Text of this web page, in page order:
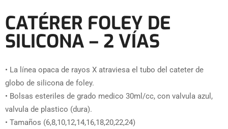
CATÉRER FOLEY DE
SILICONA – 2 VÍAS
• La línea opaca de rayos X atraviesa el tubo del cateter de
globo de silicona de foley.
• Bolsas esteriles de grado medico 30ml/cc, con valvula azul,
valvula de plastico (dura).
• Tamaños (6,8,10,12,14,16,18,20,22,24)